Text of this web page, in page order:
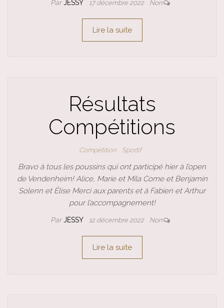
ParJESSY 17 décembre 2022 Non
Lire la suite
Résultats
Compétitions
Compétition Sportif
Bravo à tous les poussins qui ont participé hier à l’open
de Vendenheim! Alice, Marie et Mila Come et Benjamin
Solenn et Élise Merci aux parents et à Fabien et Arthur
pour l’accompagnement!
ParJESSY 12 décembre 2022 Non
Lire la suite